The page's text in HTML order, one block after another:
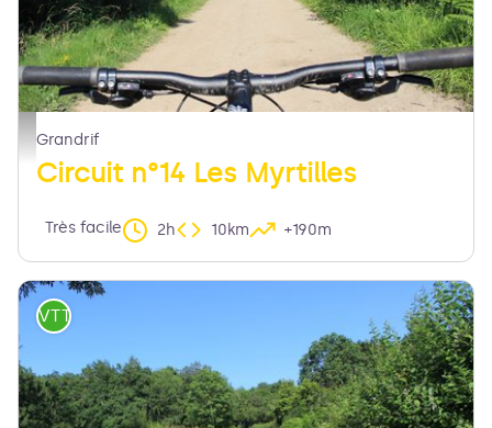
chemin - MDT LF
Grandrif
Circuit n°14 Les Myrtilles
Très facile 2h 10km +190m
VTT